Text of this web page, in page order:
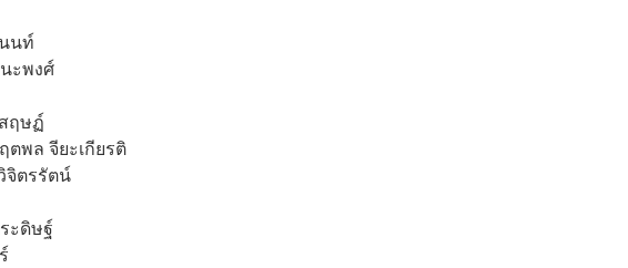
นท์
ะพงศ์
วใจ
ฤษฏ์
ตพล จียะเกียรติ
ตรรัตน์
ะดิษฐ์